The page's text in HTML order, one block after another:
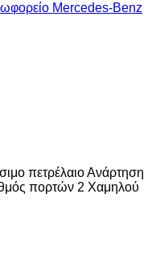
Mercedes-Benz
πετρέλαιοΑνάρτηση
πορτών 2 Χαμηλού